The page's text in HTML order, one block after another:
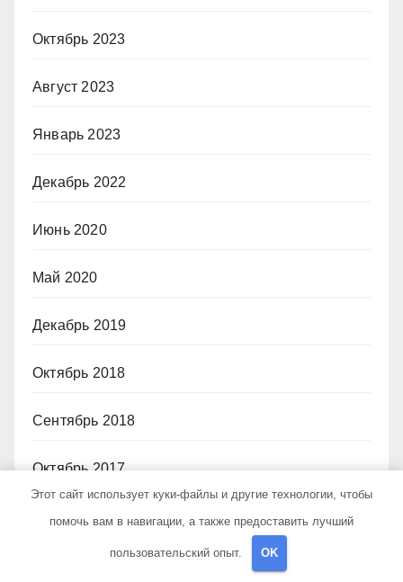
Октябрь 2023
Август 2023
Январь 2023
Декабрь 2022
Июнь 2020
Май 2020
Декабрь 2019
Октябрь 2018
Сентябрь 2018
Октябрь 2017
Июнь 2017
Этот сайт использует куки-файлы и другие технологии, чтобы
помочь вам в навигации, а также предоставить лучший
пользовательский опыт. OK